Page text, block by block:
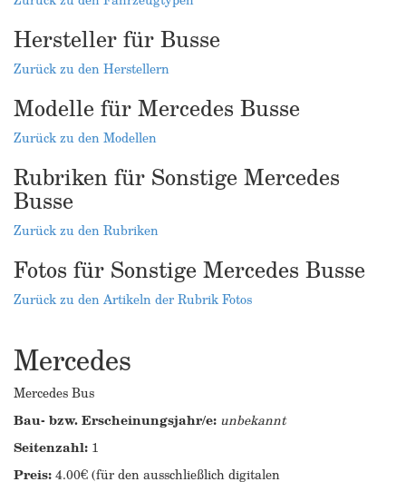
Hersteller für Busse
Zurück zu den Herstellern
Modelle für Mercedes Busse
Zurück zu den Modellen
Rubriken für Sonstige Mercedes
Busse
Zurück zu den Rubriken
Fotos für Sonstige Mercedes Busse
Zurück zu den Artikeln der Rubrik Fotos
Mercedes
Mercedes Bus
Bau- bzw. Erscheinungsjahr/e: unbekannt
Seitenzahl: 1
Preis:4.00€ (für den ausschließlich digitalen